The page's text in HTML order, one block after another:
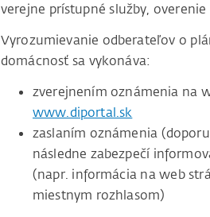
verejne prístupné služby,
Vyrozumievanie odberateľov o
domácnosť sa vykonáva:
zverejnením oznámenia na
www.diportal.sk
zaslaním oznámenia
následne zabezpečí
(napr. informácia na web
miestnym rozhlasom)